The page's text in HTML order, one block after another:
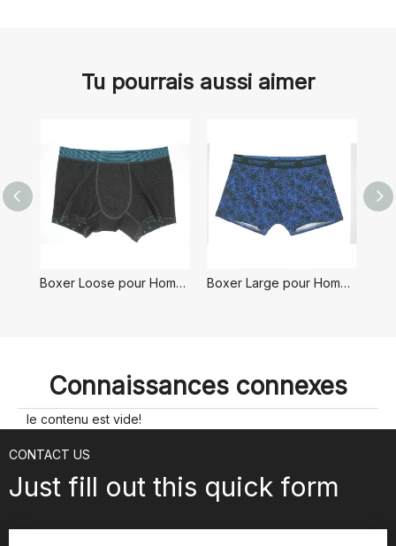
Tu pourrais aussi aimer
Boxer Loose pour Homme Boxer Large pour Homme
Connaissances connexes
le contenu est vide!
CONTACT US
Just fill out this quick form